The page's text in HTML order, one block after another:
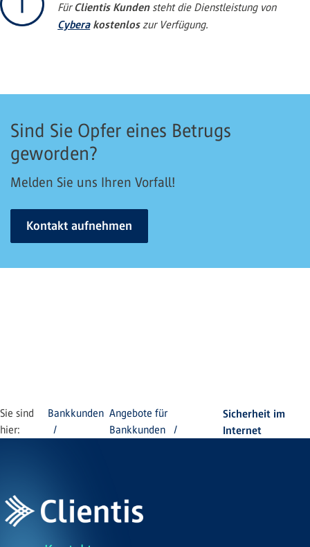
FürClientis Kunden steht die Dienstleistung von
Cyberakostenloszur Verfügung.
Sind Sie Opfer eines Betrugs
geworden?
Melden Sie uns Ihren Vorfall!
Kontakt aufnehmen
Sie sind
hier:
Bankkunden Angebote für
Bankkunden
Sicherheit im
Internet